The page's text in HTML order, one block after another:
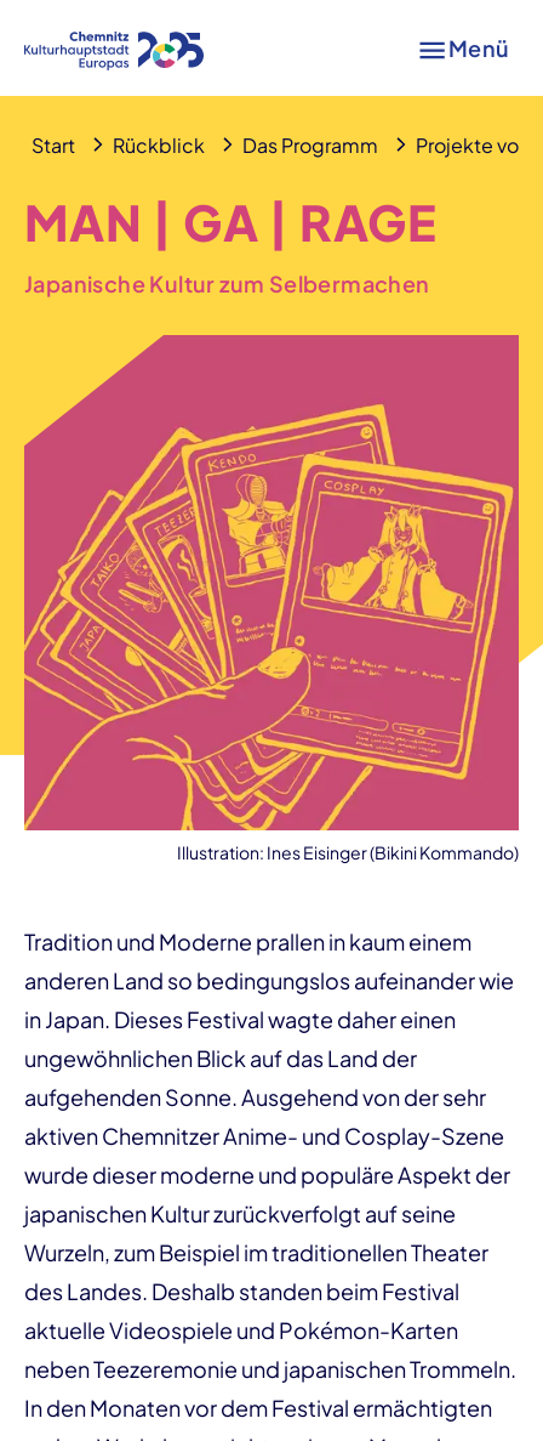
Menü
Start Rückblick Das Programm Projekte von
MAN | GA | RAGE
Japanische Kultur zum Selbermachen
Illustration: Ines Eisinger (Bikini Kommando)
Tradition und Moderne prallen in kaum einem
anderen Land so bedingungslos aufeinander wie
in Japan. Dieses Festival wagte daher einen
ungewöhnlichen Blick auf das Land der
aufgehenden Sonne. Ausgehend von der sehr
aktiven Chemnitzer Anime- und Cosplay-Szene
wurde dieser moderne und populäre Aspekt der
japanischen Kultur zurückverfolgt auf seine
Wurzeln, zum Beispiel im traditionellen Theater
des Landes. Deshalb standen beim Festival
aktuelle Videospiele und Pokémon-Karten
neben Teezeremonie und japanischen Trommeln.
In den Monaten vor dem Festival ermächtigten